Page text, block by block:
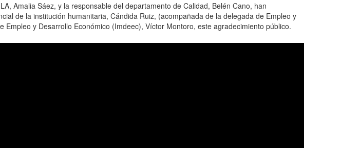
Amalia Sáez, y la responsable del departamento de Calidad, Belén Cano, han
de la institución humanitaria, Cándida Ruiz, (acompañada de la delegada de Empleo y
y Desarrollo Económico (Imdeec), Víctor Montoro, este agradecimiento público.